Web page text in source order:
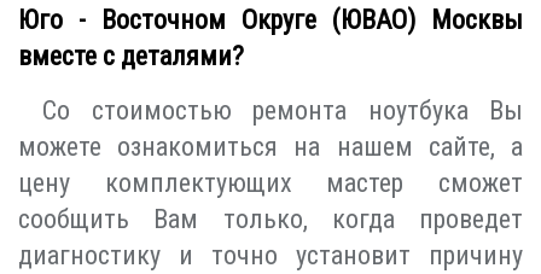
Юго - Восточном Округе (ЮВАО) Москвы
вместе с деталями?
Со стоимостью ремонта ноутбука Вы
можете ознакомиться на нашем сайте, а
цену комплектующих мастер сможет
сообщить Вам только, когда проведет
диагностику и точно установит причину